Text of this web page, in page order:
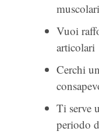
muscolari
Vuoi
articolari
Cerchi
Ti serve
periodo